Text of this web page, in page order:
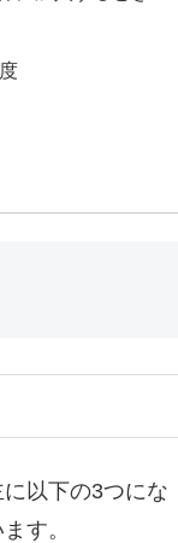
以下の3つにな
す。